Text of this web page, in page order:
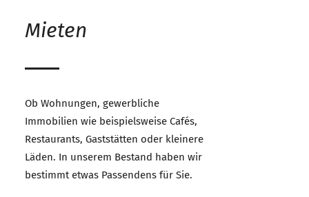
Mieten
Ob Wohnungen, gewerbliche
Immobilien wie beispielsweise Cafés,
Restaurants, Gaststätten oder kleinere
Läden. In unserem Bestand haben wir
bestimmt etwas Passendens für Sie.